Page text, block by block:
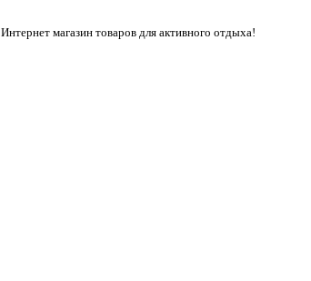
Интернет магазин товаров для активного отдыха!